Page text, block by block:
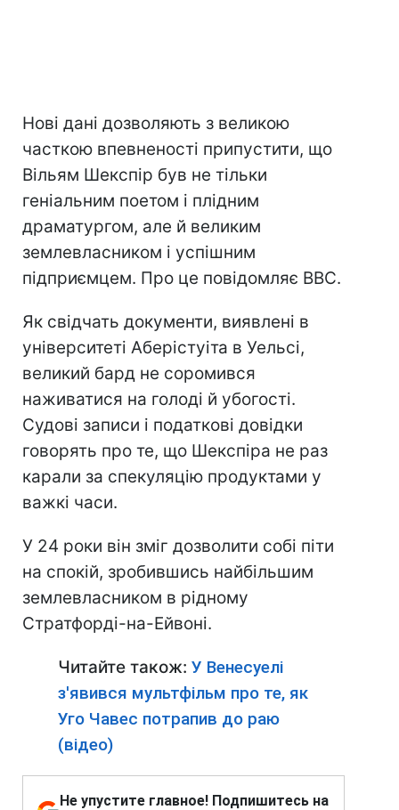
Нові дані дозволяють з великою
часткою впевненості припустити, що
Вільям Шекспір ​​був не тільки
геніальним поетом і плідним
драматургом, але й великим
землевласником і успішним
підприємцем. Про це повідомляє ВВС.
Як свідчать документи, виявлені в
університеті Аберістуіта в Уельсі,
великий бард не соромився
наживатися на голоді й убогості.
Судові записи і податкові довідки
говорять про те, що Шекспіра не раз
карали за спекуляцію продуктами у
важкі часи.
У 24 роки він зміг дозволити собі піти
на спокій, зробившись найбільшим
землевласником в рідному
Стратфорді-на-Ейвоні.
Читайте також: У Венесуелі
з'явився мультфільм про те, як
Уго Чавес потрапив до раю
(відео)
Не упустите главное! Подпишитесь на